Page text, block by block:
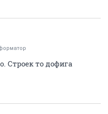
Строек то дофига